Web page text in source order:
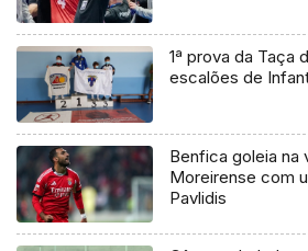
1ª prova da Taça
escalões de
Benfica goleia na
Moreirense com
Pavlidis